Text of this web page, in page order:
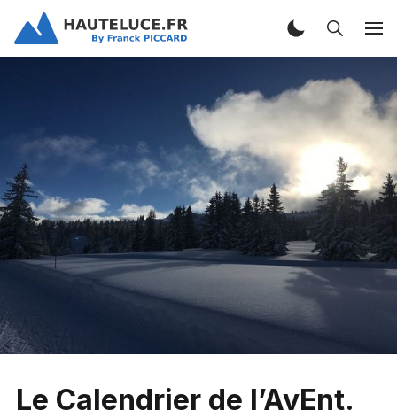
Le Calendrier de l’AvEnt.